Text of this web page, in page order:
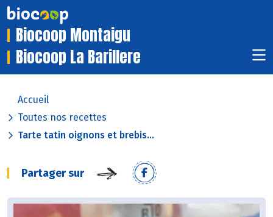
Biocoop Montaigu
Biocoop La Barillere
Accueil
Toutes nos recettes
Tarte tatin oignons et brebis...
Partager sur